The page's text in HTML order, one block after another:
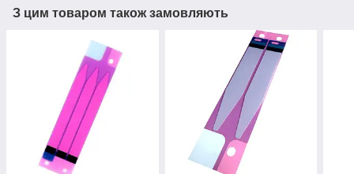
З цим товаром також замовляють